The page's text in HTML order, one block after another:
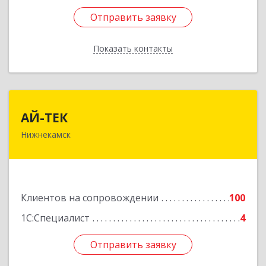
Отправить заявку
Показать контакты
Отправить заявку
Назад
АЙ-ТЕК
Нижнекамск
Клиентов на сопровождении
100
1С:Специалист
4
Отправить заявку
423570, Татарстан Респ, Нижнекамский р-н,
Подробнее
Отправить заявку